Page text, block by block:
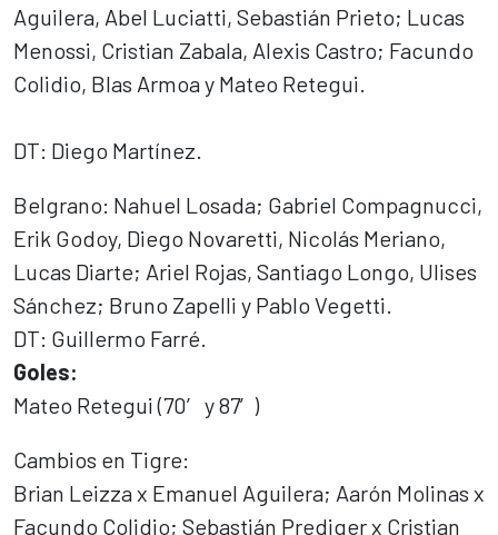
Aguilera, Abel Luciatti, Sebastián Prieto; Lucas
Menossi, Cristian Zabala, Alexis Castro; Facundo
Colidio, Blas Armoa y Mateo Retegui.
DT: Diego Martínez.
Belgrano: Nahuel Losada; Gabriel Compagnucci,
Erik Godoy, Diego Novaretti, Nicolás Meriano,
Lucas Diarte; Ariel Rojas, Santiago Longo, Ulises
Sánchez; Bruno Zapelli y Pablo Vegetti.
DT: Guillermo Farré.
Goles:
Mateo Retegui (70′ y 87′)
Cambios en Tigre:
Brian Leizza x Emanuel Aguilera; Aarón Molinas x
Facundo Colidio; Sebastián Prediger x Cristian